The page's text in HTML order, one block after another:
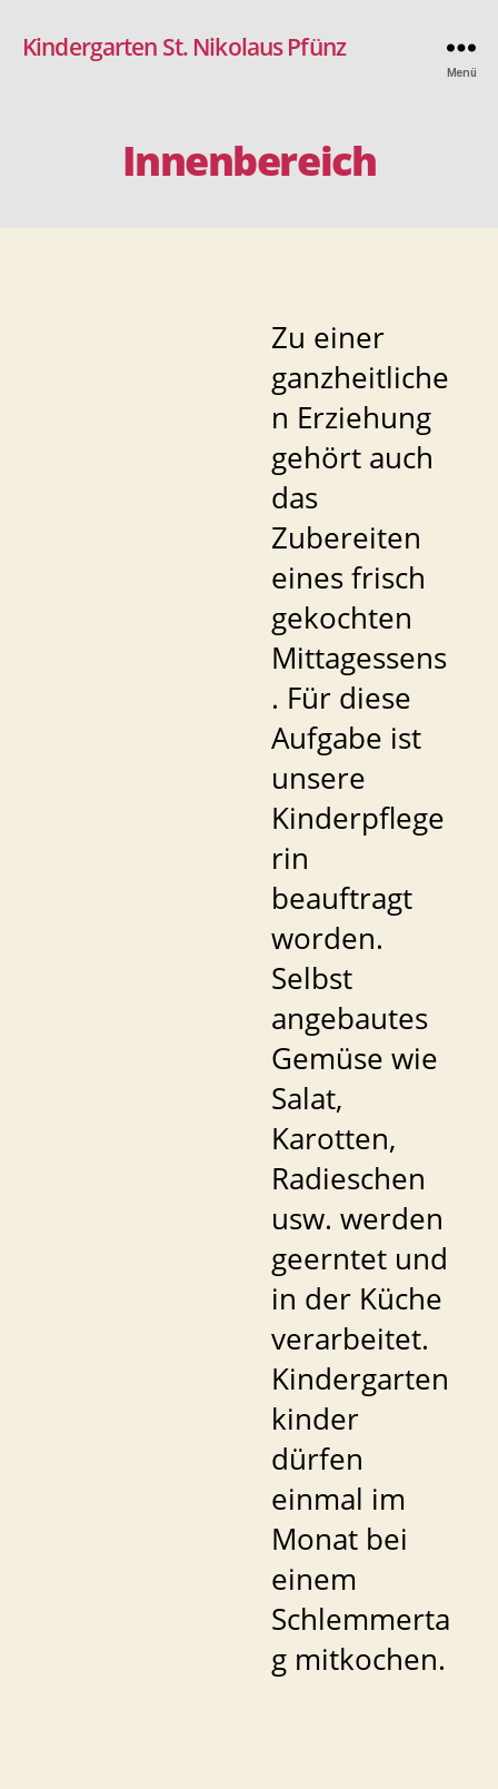
Kindergarten St. Nikolaus Pfünz
Menü
Innenbereich
Zu einer
ganzheitliche
n Erziehung
gehört auch
das
Zubereiten
eines frisch
gekochten
Mittagessens
. Für diese
Aufgabe ist
unsere
Kinderpflege
rin
beauftragt
worden.
Selbst
angebautes
Gemüse wie
Salat,
Karotten,
Radieschen
usw. werden
geerntet und
in der Küche
verarbeitet.
Kindergarten
kinder
dürfen
einmal im
Monat bei
einem
Schlemmerta
g mitkochen.